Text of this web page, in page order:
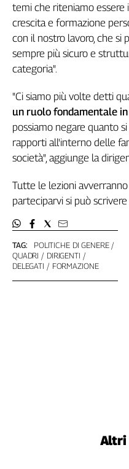
It
Easy
Idea
InFlai
Le
trasmissioni
tv
Work
Progress
L'Italia
nel
Lavoro
Territori
Abruzzo-
TAG:
POLITICHE DI GENERE
QUADRI
DIRIGENTI
DELEGATI
FORMAZIONE
temi che riteniamo
crescita e formazione
con il nostro lavoro, che si
sempre più sicuro e
categoria".
"Ci siamo più volte detti
un ruolo fondamentale
possiamo negare quanto
rapporti all'interno delle
società", aggiunge la
Tutte le lezioni
parteciparvi si può scrivere